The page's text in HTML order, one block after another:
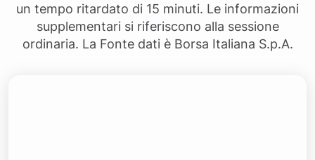
un tempo ritardato di 15 minuti. Le informazioni
supplementari si riferiscono alla sessione
ordinaria. La Fonte dati è Borsa Italiana S.p.A.